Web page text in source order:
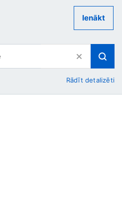
Ienākt
Rādīt detalizēti